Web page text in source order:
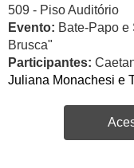
509 - Piso Auditório
Evento: Bate-Papo e
Brusca"
Participantes:
Juliana Monachesi e